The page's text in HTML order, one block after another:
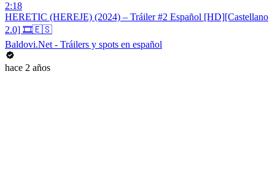
2:18
HERETIC (HEREJE) (2024) – Tráiler #2 Español [HD][Castellano
2.0] 🎞️🇪🇸
Baldovi.Net - Tráilers y spots en español
hace 2 años